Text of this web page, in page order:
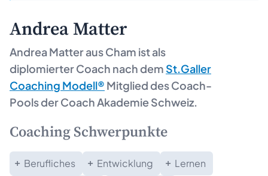
Andrea Matter
Andrea Matter ausCham ist als
diplomierter Coach nach dem St.Galler
Coaching Modell® Mitglied des Coach-
Pools der Coach Akademie Schweiz.
Coaching Schwerpunkte
Berufliches Entwicklung
Lernen